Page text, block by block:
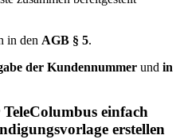
in den AGB § 5.
der Kundennummer und in
einfach
erstellen